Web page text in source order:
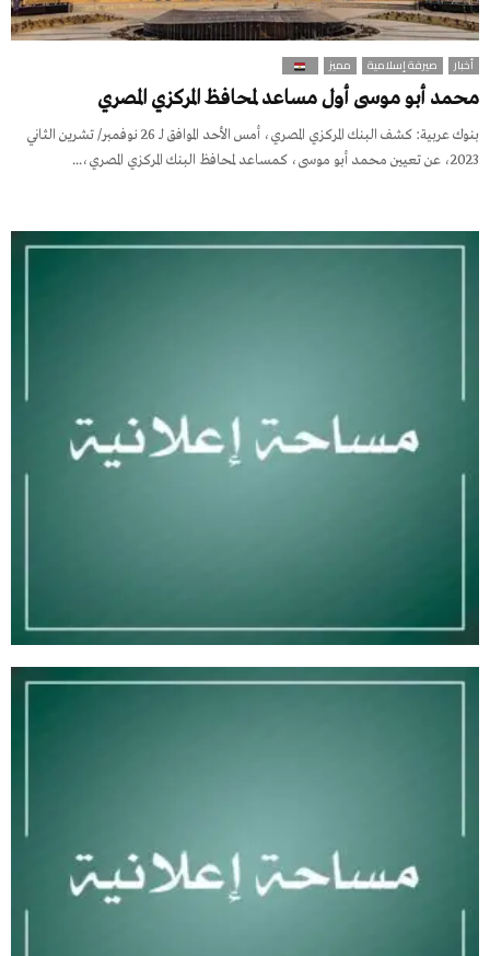
أخبار صيرفة إسلامية مميز
محمد أبو موسى أول مساعد لمحافظ المركزي المصري
بنوك عربية: كشف البنك المركزي المصري، أمس الأحد الموافق لـ 26 نوفمبر/ تشرين الثاني
2023، عن تعيين محمد أبو موسى، كمساعد لمحافظ البنك المركزي المصري،...